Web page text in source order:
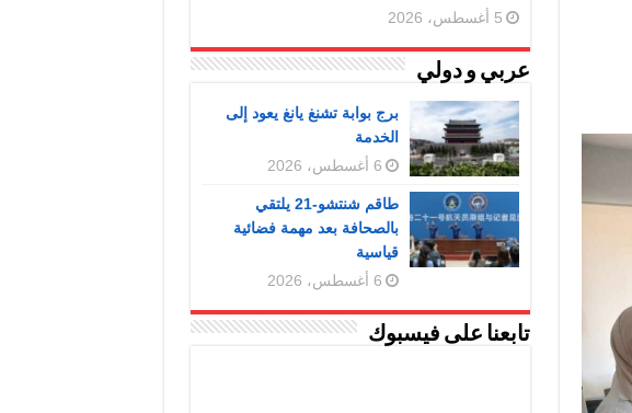
5 أغسطس، 2026
عربي و دولي
برج بوابة تشنغ يانغ يعود إلى
الخدمة
6 أغسطس، 2026
طاقم شنتشو-21 يلتقي
بالصحافة بعد مهمة فضائية
قياسية
6 أغسطس، 2026
تابعنا على فيسبوك